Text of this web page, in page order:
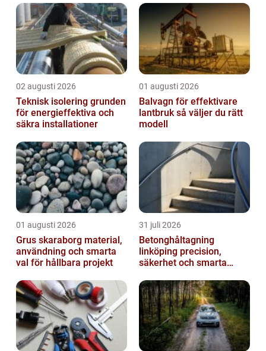
02 augusti 2026
Teknisk isolering grunden
för energieffektiva och
säkra installationer
01 augusti 2026
Balvagn för effektivare
lantbruk så väljer du rätt
modell
01 augusti 2026
Grus skaraborg material,
användning och smarta
val för hållbara projekt
31 juli 2026
Betonghåltagning
linköping precision,
säkerhet och smarta